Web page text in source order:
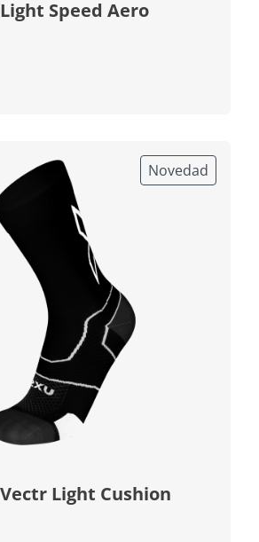
Calcetines Light Speed Aero
Novedad